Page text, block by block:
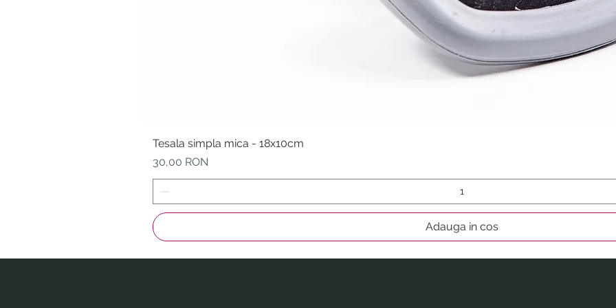
Tesala simpla mica - 18x10cm
Preț
30,00 RON
Adauga in cos